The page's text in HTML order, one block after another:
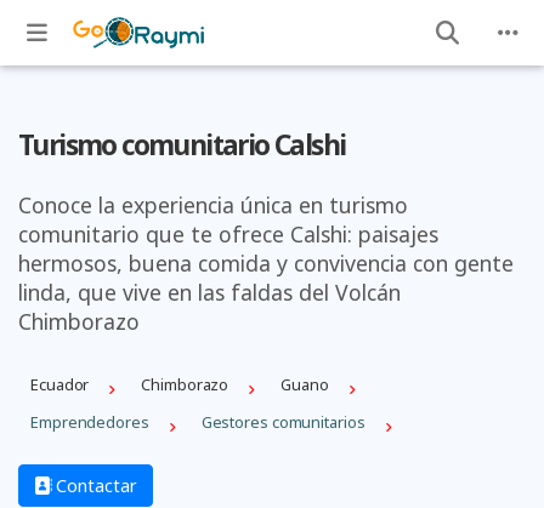
Turismo comunitario Calshi
Conoce la experiencia única en turismo
comunitario que te ofrece Calshi: paisajes
hermosos, buena comida y convivencia con gente
linda, que vive en las faldas del Volcán
Chimborazo
Ecuador Chimborazo
Guano
Emprendedores
Gestores comunitarios
Contactar